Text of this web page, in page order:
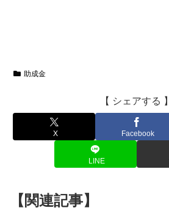
助成金
【 シェアする 】
X Facebook
LINE
【関連記事】